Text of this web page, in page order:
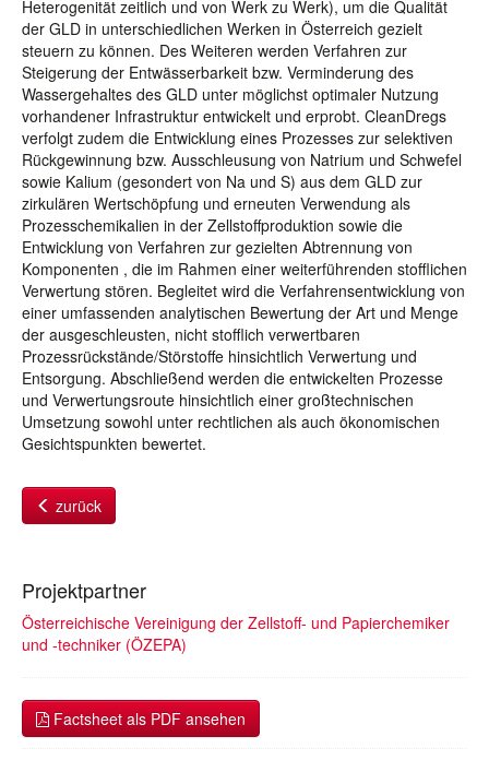
Heterogenität zeitlich und von Werk zu Werk), um die Qualität
der GLD in unterschiedlichen Werken in Österreich gezielt
steuern zu können. Des Weiteren werden Verfahren zur
Steigerung der Entwässerbarkeit bzw. Verminderung des
Wassergehaltes des GLD unter möglichst optimaler Nutzung
vorhandener Infrastruktur entwickelt und erprobt. CleanDregs
verfolgt zudem die Entwicklung eines Prozesses zur selektiven
Rückgewinnung bzw. Ausschleusung von Natrium und Schwefel
sowie Kalium (gesondert von Na und S) aus dem GLD zur
zirkulären Wertschöpfung und erneuten Verwendung als
Prozesschemikalien in der Zellstoffproduktion sowie die
Entwicklung von Verfahren zur gezielten Abtrennung von
Komponenten , die im Rahmen einer weiterführenden stofflichen
Verwertung stören. Begleitet wird die Verfahrensentwicklung von
einer umfassenden analytischen Bewertung der Art und Menge
der ausgeschleusten, nicht stofflich verwertbaren
Prozessrückstände/Störstoffe hinsichtlich Verwertung und
Entsorgung. Abschließend werden die entwickelten Prozesse
und Verwertungsroute hinsichtlich einer großtechnischen
Umsetzung sowohl unter rechtlichen als auch ökonomischen
Gesichtspunkten bewertet.
zurück
Projektpartner
Österreichische Vereinigung der Zellstoff- und Papierchemiker
und -techniker (ÖZEPA)
Factsheet als PDF ansehen